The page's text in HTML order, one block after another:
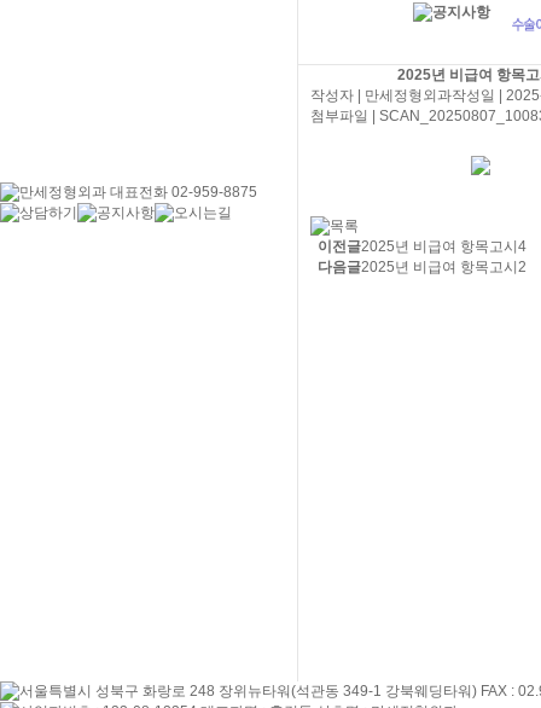
2025년 비급여 항목
작성자 | 만세정형외과작성일
|
첨부파일
이전글2025년 비급여 항목고시4
다음글2025년 비급여 항목고시2